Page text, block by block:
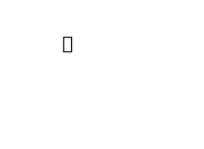
& ZálibyNákupní